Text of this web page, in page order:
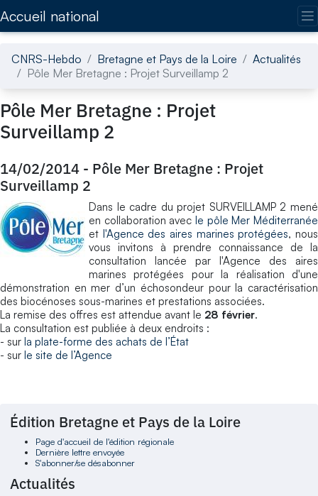
Accueil national
CNRS-Hebdo Bretagne et Pays de la Loire
Actualités
Pôle Mer Bretagne : Projet Surveillamp 2
Pôle Mer Bretagne : Projet
Surveillamp 2
14/02/2014 - Pôle Mer Bretagne : Projet
Surveillamp 2
Dans le cadre du projet SURVEILLAMP 2 mené
en collaboration avec le pôle Mer Méditerranée
et l'Agence des aires marines protégées, nous
vous invitons à prendre connaissance de la
consultation lancée par l'Agence des aires
marines protégées pour la réalisation d'une
démonstration en mer d’un échosondeur pour la caractérisation
des biocénoses sous-marines et prestations associées.
La remise des offres est attendue avant le 28 février.
La consultation est publiée à deux endroits :
- sur la plate-forme des achats de l’État
- sur le site de l’Agence
Édition Bretagne et Pays de la Loire
Page d'accueil de l'édition régionale
Dernière lettre envoyée
S'abonner/se désabonner
Actualités